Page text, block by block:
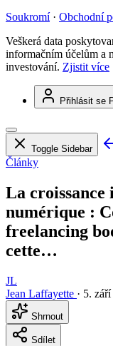
Soukromí · Obchodní
Veškerá data
informačním účelům a
investování. Zjistit více
Přihlásit se
Toggle Sidebar
Články
La croissance
numérique :
freelancing
cette…
JL
Jean Laffayette · 5.
Shrnout
Sdílet